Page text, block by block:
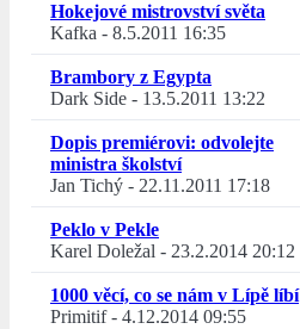
Hokejové mistrovství světa
Kafka - 8.5.2011 16:35
Brambory z Egypta
Dark Side - 13.5.2011 13:22
Dopis premiérovi: odvolejte
ministra školství
Jan Tichý - 22.11.2011 17:18
Peklo v Pekle
Karel Doležal - 23.2.2014 20:12
1000 věcí, co se nám v Lípě líbí
Primitif- 4.12.2014 09:55